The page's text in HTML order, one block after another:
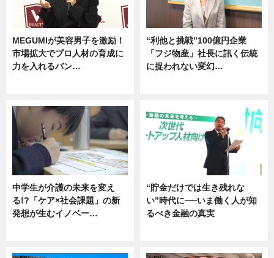
MEGUMIが美容男子を激励！
市場拡大でプロ人材の育成に
力を入れるバン…
“利他と挑戦”100億円企業
「フジ物産」社長に訊く伝統
に捉われない変幻…
中学生が介護の未来を変え
る!?「ケア×社会課題」の新
発想が生むイノベー…
“貯金だけでは生き残れな
い”時代に──いま働く人が知
るべき金融の真実